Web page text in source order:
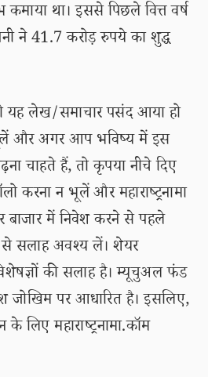
था। इससे पिछले वित्त वर्ष
ने 41.7 करोड़ रुपये का शुद्ध
लेख/समाचार पसंद आया हो
और अगर आप भविष्य में इस
चाहते हैं, तो कृपया नीचे दिए
करना न भूलें और महाराष्ट्रनामा
में निवेश करने से पहले
से सलाह अवश्य लें। शेयर
की सलाह है। म्यूचुअल फंड
जोखिम पर आधारित है। इसलिए,
लिए महाराष्ट्रनामा.कॉम